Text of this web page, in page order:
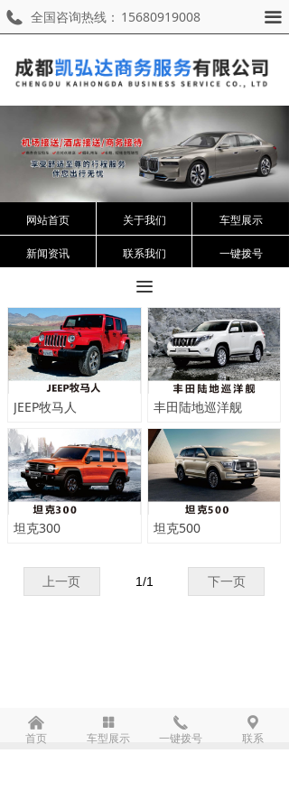
全国咨询热线： 15680919008 끀
网站首页 关于我们 车型展示
新闻资讯 联系我们 一键拨号
끀
JEEP牧马人 丰田陆地巡洋舰
坦克300 坦克500
上一页 下一页
1/1
낀
首页
넒
车型展示
끅
一键拨号
끇
联系